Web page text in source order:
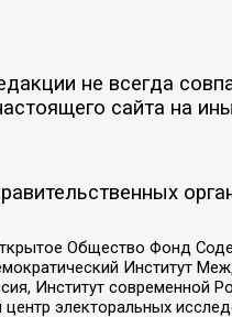
не всегда
сайта на
Общество Фонд
Институт
Институт современной
электоральных